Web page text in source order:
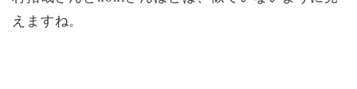
えますね。